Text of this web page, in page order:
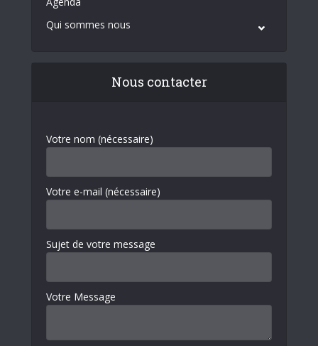
Qui sommes nous
Nous contacter
Votre nom (nécessaire)
Votre e-mail (nécessaire)
Sujet de votre message
Votre Message